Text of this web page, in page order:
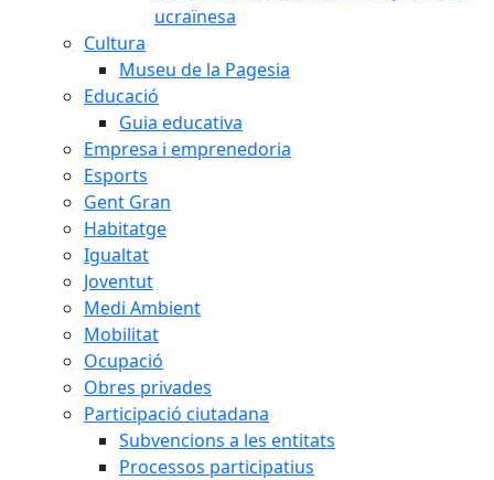
ucraïnesa
Cultura
Museu de la Pagesia
Educació
Guia educativa
Empresa i emprenedoria
Esports
Gent Gran
Habitatge
Igualtat
Joventut
Medi Ambient
Mobilitat
Ocupació
Obres privades
Participació ciutadana
Subvencions a les entitats
Processos participatius